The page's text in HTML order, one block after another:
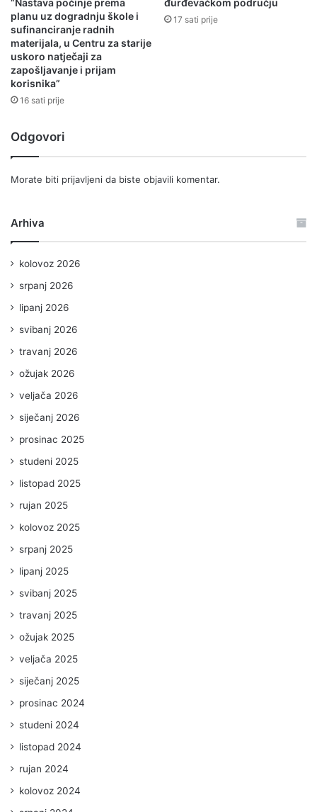
“Nastava počinje prema
planu uz dogradnju škole i
sufinanciranje radnih
materijala, u Centru za starije
uskoro natječaji za
zapošljavanje i prijam
korisnika”
16 sati prije
đurđevačkom području
17 sati prije
Odgovori
Morate biti prijavljeni da biste objavili komentar.
Arhiva
kolovoz 2026
srpanj 2026
lipanj 2026
svibanj 2026
travanj 2026
ožujak 2026
veljača 2026
siječanj 2026
prosinac 2025
studeni 2025
listopad 2025
rujan 2025
kolovoz 2025
srpanj 2025
lipanj 2025
svibanj 2025
travanj 2025
ožujak 2025
veljača 2025
siječanj 2025
prosinac 2024
studeni 2024
listopad 2024
rujan 2024
kolovoz 2024